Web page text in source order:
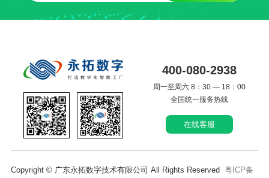
400-080-2938
周一至周六 8：30 — 18：00
全国统一服务热线
在线客服
Copyright © 广东永拓数字技术有限公司 All Rights Reserved 粤ICP备